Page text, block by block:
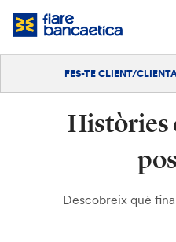
Salta
Iniciar sessió
Fes-te'n client/clienta
FES-TE CLIENT/
Històries
Descobreix què